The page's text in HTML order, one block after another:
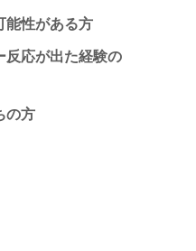
能性がある方
反応が出た経験の
の方